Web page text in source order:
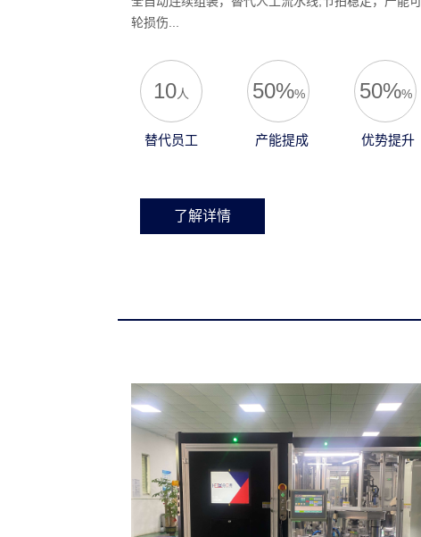
轮损伤...
10人
替代员工
50%%
产能提成
50%%
优势提升
了解详情